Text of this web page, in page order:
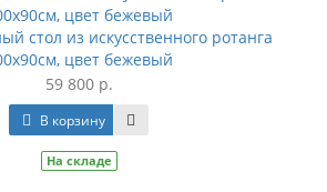
стол из искусственного ротанга
цвет бежевый
59 800 р.
В корзину
На складе